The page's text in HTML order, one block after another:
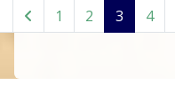
1 2 3 4